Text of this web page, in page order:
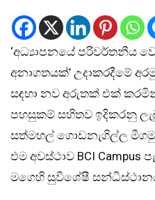
‘අධ්‍යාපනයේ පරිවර්තනීය
අනාගතයක්’ උදාකරදීමේ
සඳහා නව අරුතක් එක්
පහසුකම් සහිතව ඉදිකරනු ලැබූ
සත්මහල් ගොඩනැගිල්ල
එම අවස්ථාව BCI
මගෙහි සුවිශේෂී